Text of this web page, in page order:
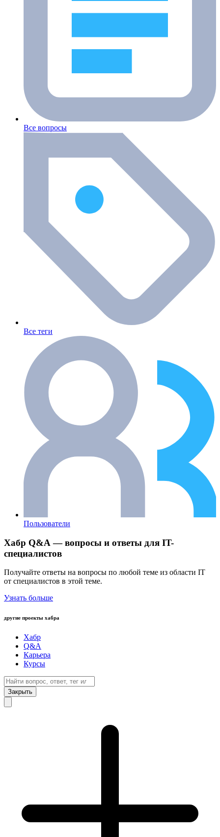
Все вопросы
Все теги
Пользователи
Хабр Q&A — вопросы и ответы для IT-
специалистов
Получайте ответы на вопросы по любой теме из области IT
от специалистов в этой теме.
Узнать больше
другие проекты хабра
Хабр
Q&A
Карьера
Курсы
Закрыть